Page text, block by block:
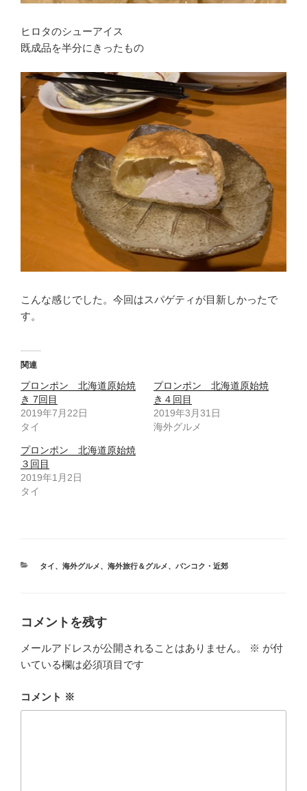
ヒロタのシューアイス
既成品を半分にきったもの
こんな感じでした。今回はスパゲティが目新しかったで
す。
関連
プロンポン 北海道原始焼
き 7回目
2019年7月22日
タイ
プロンポン 北海道原始焼
き４回目
2019年3月31日
海外グルメ
プロンポン 北海道原始焼
３回目
2019年1月2日
タイ
カ
タイ、 海外グルメ、 海外旅行＆グルメ、 バンコク・近郊
コメントを残す
メールアドレスが公開されることはありません。 ※ が付
いている欄は必須項目です
コメント ※